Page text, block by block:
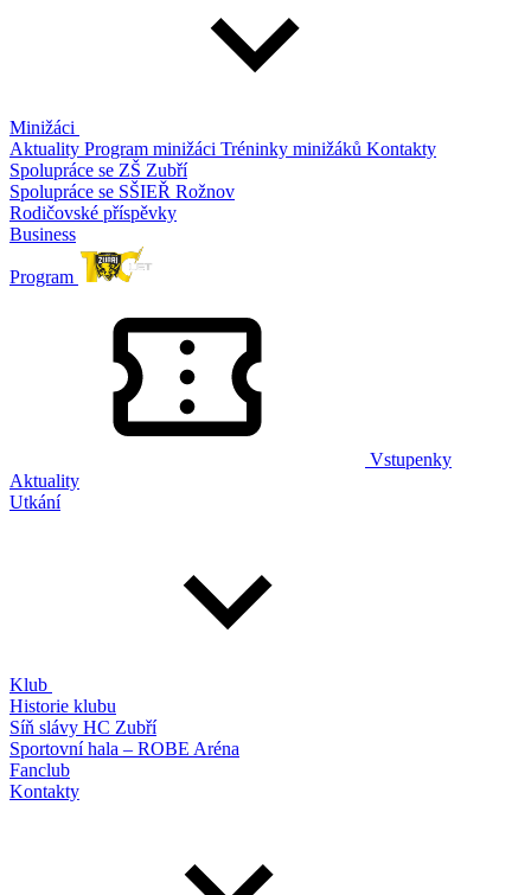
Minižáci
Aktuality Program minižáci Tréninky minižáků Kontakty
Spolupráce se ZŠ Zubří
Spolupráce se SŠIEŘ Rožnov
Rodičovské příspěvky
Business
Program
Vstupenky
Aktuality
Utkání
Klub
Historie klubu
Síň slávy HC Zubří
Sportovní hala – ROBE Aréna
Fanclub
Kontakty